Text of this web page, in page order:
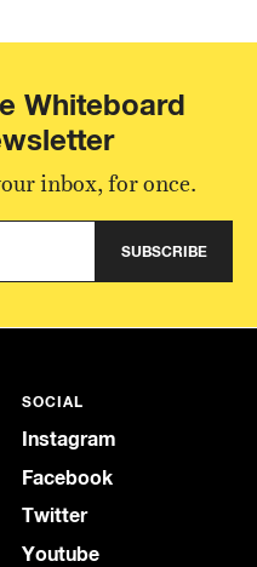
Whiteboard
inbox, for once.
SUBSCRIBE
SOCIAL
Instagram
Facebook
Twitter
Youtube